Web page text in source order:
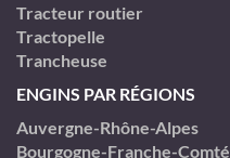
Tracteur routier
Tractopelle
Trancheuse
ENGINS PAR RÉGIONS
Auvergne-Rhône-Alpes
Bourgogne-Franche-Comté